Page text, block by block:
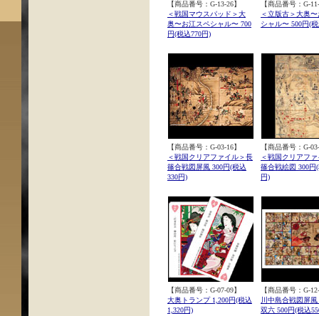
【商品番号：G-13-26】
＜戦国マウスパッド＞大
奥〜お江スペシャル〜 700
円(税込770円)
【商品番号：G-
＜立版古＞大奥
シャル〜 500円(
【商品番号：G-03-16】
＜戦国クリアファイル＞長
篠合戦図屏風 300円(税込
330円)
【商品番号：G-
＜戦国クリアフ
篠合戦絵図 300円
円)
【商品番号：G-07-09】
大奥トランプ 1,200円(税込
1,320円)
【商品番号：G-
川中島合戦図屏
双六 500円(税込